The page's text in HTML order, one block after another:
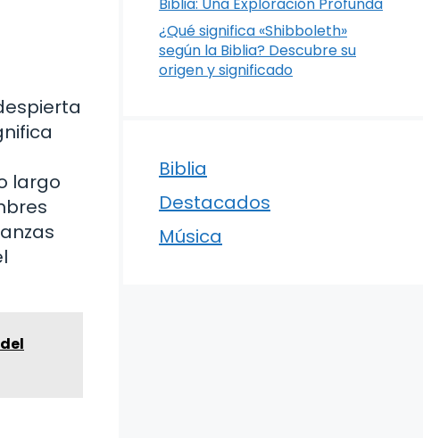
largo
¿Qué significa «Shibboleth»
según la Biblia? Descubre su
origen y significado
Biblia
Destacados
Música